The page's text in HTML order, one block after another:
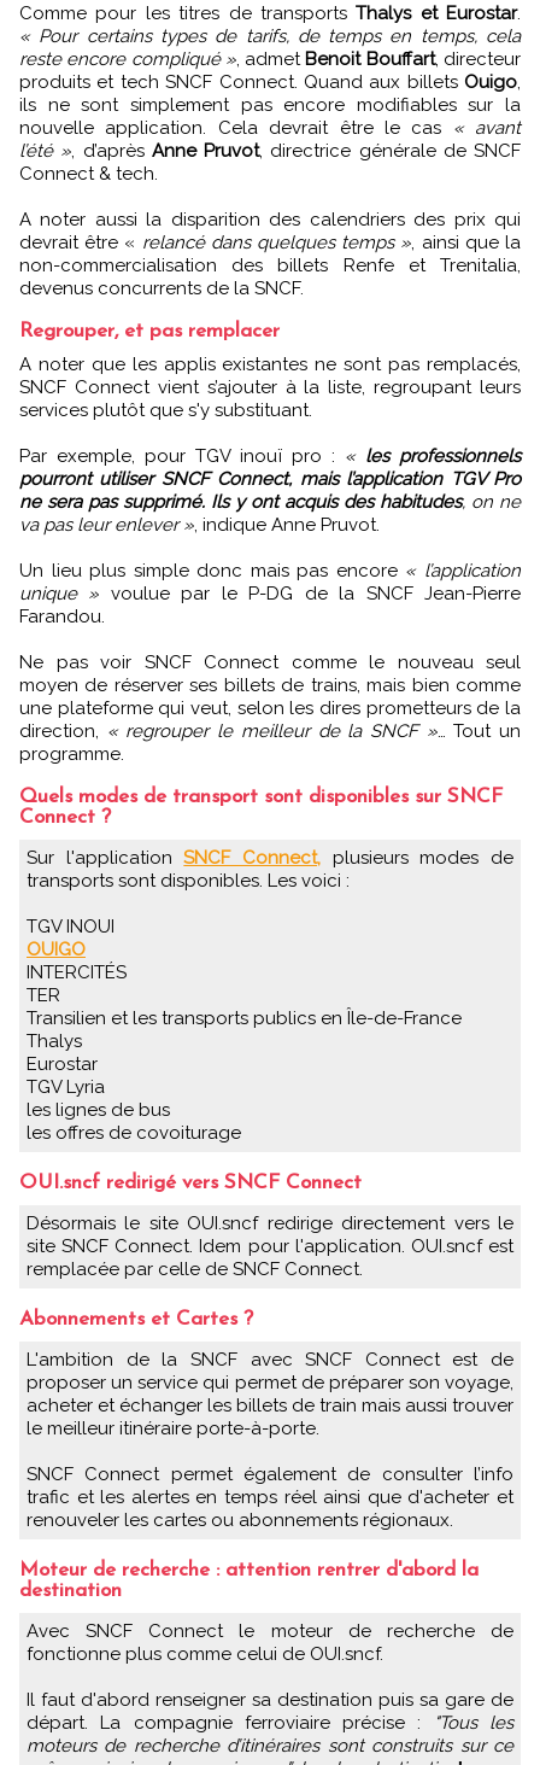
Comme pour les titres de transportsThalys et Eurostar.
« Pour certains types de tarifs, de temps en temps, cela
reste encore compliqué », admet Benoit Bouffart, directeur
produits et tech SNCF Connect. Quand aux billets Ouigo,
ils ne sont simplement pas encore modifiables sur la
nouvelle application. Cela devrait être le cas « avant
l’été », d’après Anne Pruvot, directrice générale de SNCF
Connect & tech.
A noter aussi la disparition des calendriers des prix qui
devrait être « relancé dans quelques temps », ainsi que la
non-commercialisation des billets Renfe et Trenitalia,
devenus concurrents de la SNCF.
Regrouper, et pas remplacer
A noter que les applis existantes ne sont pas remplacés,
SNCF Connect vient s’ajouter à la liste, regroupant leurs
services plutôt que s'y substituant.
Par exemple, pour TGV inouï pro : « les professionnels
pourront utiliser SNCF Connect, mais l’application TGV Pro
ne sera pas supprimé. Ils y ont acquis des habitudes, on ne
va pas leur enlever », indique Anne Pruvot.
Un lieu plus simple donc mais pas encore « l’application
unique » voulue par le P-DG de la SNCF Jean-Pierre
Farandou.
Ne pas voir SNCF Connect comme le nouveau seul
moyen de réserver ses billets de trains, mais bien comme
une plateforme qui veut, selon les dires prometteurs de la
direction, « regrouper le meilleur de la SNCF »… Tout un
programme.
Quels modes de transport sont disponibles sur SNCF
Connect ?
Sur l'applicationSNCF Connect, plusieurs modes de
transports sont disponibles. Les voici :
TGV INOUI
OUIGO
INTERCITÉS
TER
Transilien et les transports publics en Île-de-France
Thalys
Eurostar
TGV Lyria
les lignes de bus
les offres de covoiturage
OUI.sncf redirigé vers SNCF Connect
Désormais le site OUI.sncf redirige directement vers le
site SNCF Connect. Idem pour l'application. OUI.sncf est
remplacée par celle de SNCF Connect.
Abonnements et Cartes ?
L'ambition de la SNCF avec SNCF Connect est de
proposer un service qui permet de préparer son voyage,
acheter et échanger les billets de train mais aussi trouver
le meilleur itinéraire porte-à-porte.
SNCF Connect permet également de consulter l’info
trafic et les alertes en temps réel ainsi que d'acheter et
renouveler les cartes ou abonnements régionaux.
Moteur de recherche : attention rentrer d'abord la
destination
Avec SNCF Connect le moteur de recherche de
fonctionne plus comme celui de OUI.sncf.
Il faut d'abord renseigner sa destination puis sa gare de
départ. La compagnie ferroviaire précise :
"Tous les
moteurs de recherche d’itinéraires sont construits sur ce